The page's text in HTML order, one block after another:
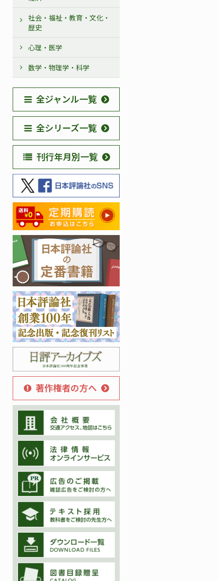
社会・福祉・教育・文化・
歴史
心理・医学
数学・物理学・科学
全ジャンル一覧
全シリーズ一覧
刊行年月別一覧
著作権者の方へ